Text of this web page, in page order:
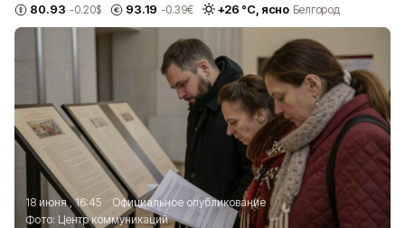
80.93 -0.20$ 93.19 -0.39€ +26 °С, ясно Белгород
18 июня , 16:45
Официальное опубликование
Фото: Центр коммуникаций